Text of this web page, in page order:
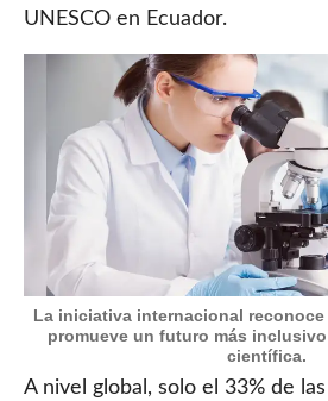
UNESCO en Ecuador.
La iniciativa internacional
promueve un futuro más
científica.
A nivel global, solo el 33% de